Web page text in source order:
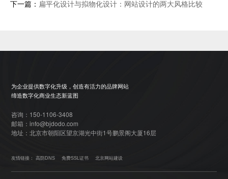
下一篇： 扁平化设计与拟物化设计：网站设计的两大风格比较
为企业提供数字化升级，创造有活力的品牌网站
缔造数字化商业生态新蓝图
咨询：150-1106-3408
邮箱：info@bjdodo.com
地址：北京市朝阳区望京湖光中街1号鹏景阁大厦16层
友情链接： 高防DNS 免费SSL证书 北京网站建设